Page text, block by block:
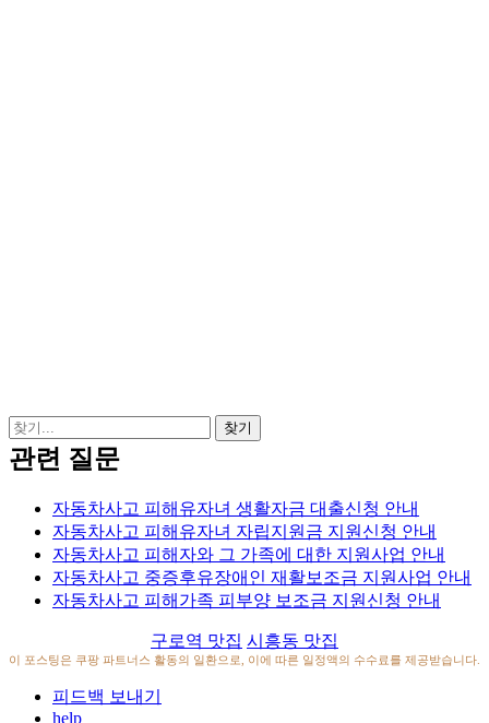
관련 질문
자동차사고 피해유자녀 생활자금 대출신청 안내
자동차사고 피해유자녀 자립지원금 지원신청 안내
자동차사고 피해자와 그 가족에 대한 지원사업 안내
자동차사고 중증후유장애인 재활보조금 지원사업 안내
자동차사고 피해가족 피부양 보조금 지원신청 안내
구로역 맛집 시흥동 맛집
이 포스팅은 쿠팡 파트너스 활동의 일환으로, 이에 따른 일정액의 수수료를 제공받습니다.
피드백 보내기
help